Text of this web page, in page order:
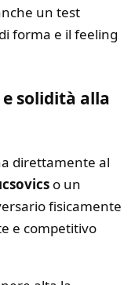
un test
forma e il feeling
solidità alla
direttamente al
o un
fisicamente
e competitivo